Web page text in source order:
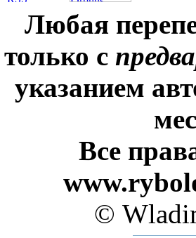
Любая
только с
указанием
Все
©